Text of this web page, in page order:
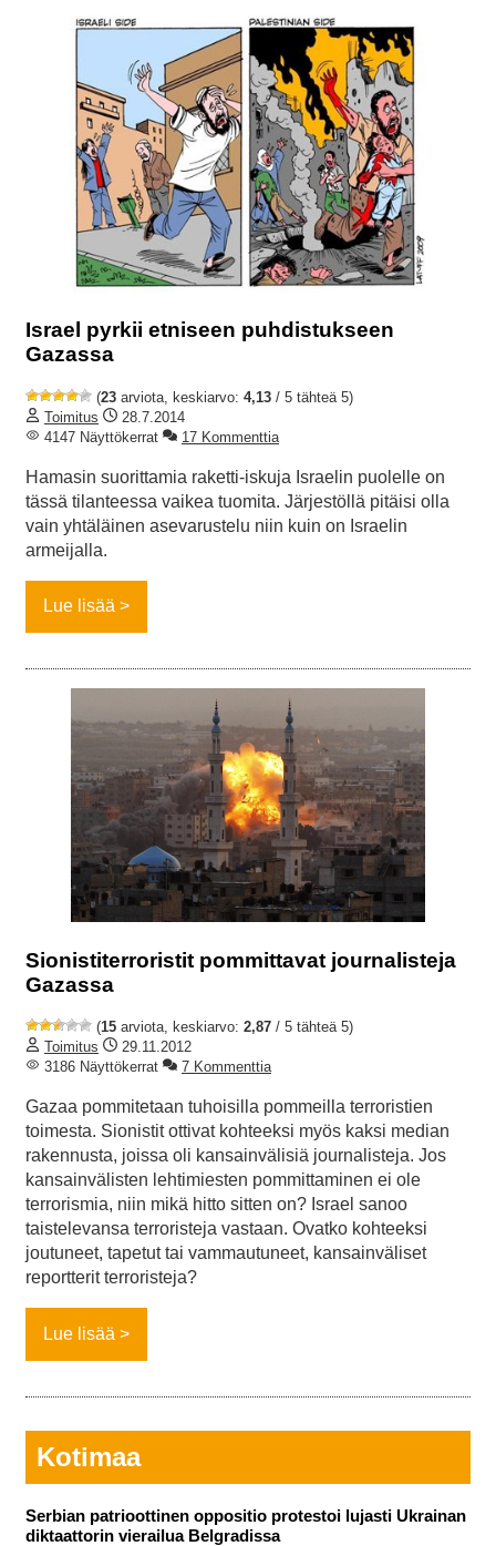
Israel pyrkii etniseen puhdistukseen
Gazassa
(23 arviota, keskiarvo: 4,13 / 5 tähteä 5)
Toimitus
28.7.2014
4147 Näyttökerrat
17 Kommenttia
Hamasin suorittamia raketti-iskuja Israelin puolelle on
tässä tilanteessa vaikea tuomita. Järjestöllä pitäisi olla
vain yhtäläinen asevarustelu niin kuin on Israelin
armeijalla.
Lue lisää
Sionistiterroristit pommittavat journalisteja
Gazassa
(15 arviota, keskiarvo: 2,87 / 5 tähteä 5)
Toimitus
29.11.2012
3186 Näyttökerrat
7 Kommenttia
Gazaa pommitetaan tuhoisilla pommeilla terroristien
toimesta. Sionistit ottivat kohteeksi myös kaksi median
rakennusta, joissa oli kansainvälisiä journalisteja. Jos
kansainvälisten lehtimiesten pommittaminen ei ole
terrorismia, niin mikä hitto sitten on? Israel sanoo
taistelevansa terroristeja vastaan. Ovatko kohteeksi
joutuneet, tapetut tai vammautuneet, kansainväliset
reportterit terroristeja?
Lue lisää
Kotimaa
Serbian patrioottinen oppositio protestoi lujasti Ukrainan
diktaattorin vierailua Belgradissa